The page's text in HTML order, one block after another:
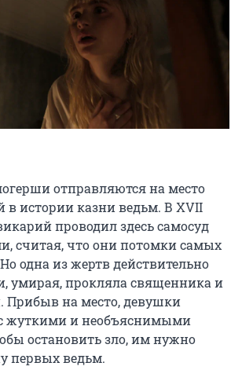
отправляются на место
в истории казни ведьм. В XVII
проводил здесь самосуд
считая, что они потомки самых
одна из жертв действительно
умирая, прокляла священника и
Прибыв на место, девушки
жуткими и необъяснимыми
остановить зло, им нужно
первых ведьм.